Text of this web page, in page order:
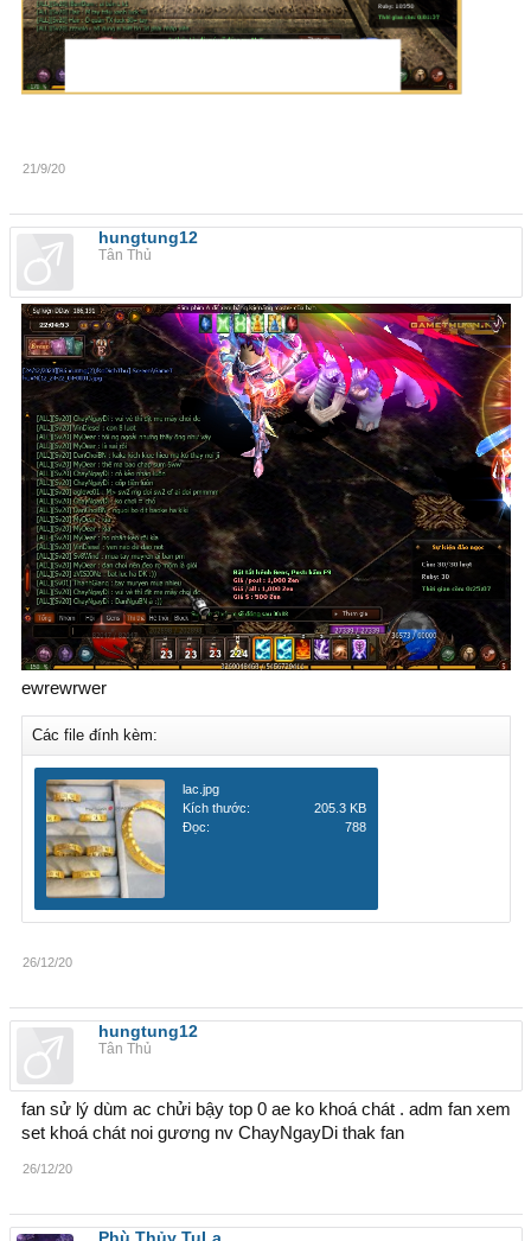
21/9/20
hungtung12
Tân Thủ
ewrewrwer
Các file đính kèm:
lac.jpg
Kích thước:
205.3 KB
Đọc:
788
26/12/20
hungtung12
Tân Thủ
fan sử lý dùm ac chửi bậy top 0 ae ko khoá chát . adm fan xem
set khoá chát noi gương nv ChayNgayDi thak fan
26/12/20